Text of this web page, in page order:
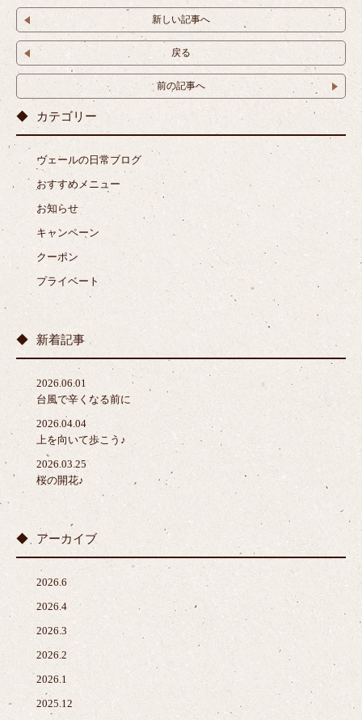
新しい記事へ
戻る
前の記事へ
カテゴリー
ヴェールの日常ブログ
おすすめメニュー
お知らせ
キャンペーン
クーポン
プライベート
新着記事
2026.06.01
台風で辛くなる前に
2026.04.04
上を向いて歩こう♪
2026.03.25
桜の開花♪
アーカイブ
2026.6
2026.4
2026.3
2026.2
2026.1
2025.12